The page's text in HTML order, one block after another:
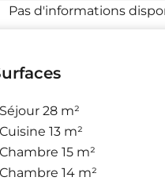
Pas d'informations
28 m²
13 m²
Chambre 15 m²
Chambre 14 m²